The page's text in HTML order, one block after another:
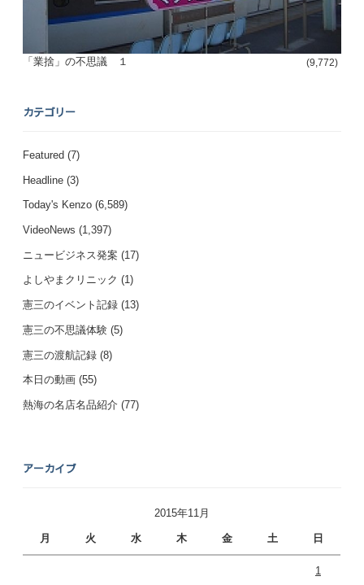
「業捨」の不思議 １ (9,772)
カテゴリー
Featured (7)
Headline (3)
Today's Kenzo (6,589)
VideoNews (1,397)
ニュービジネス発案 (17)
よしやまクリニック (1)
憲三のイベント記録 (13)
憲三の不思議体験 (5)
憲三の渡航記録 (8)
本日の動画 (55)
熱海の名店名品紹介 (77)
アーカイブ
2015年11月
月 火 水 木 金 土 日
1